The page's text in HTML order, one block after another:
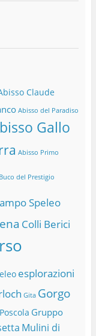
Claude
Abisso del Paradiso
Gallo
Abisso Primo
Buco del Prestigio
Speleo
Colli Berici
esplorazioni
Gita Gorgo
Gruppo
Mulini di